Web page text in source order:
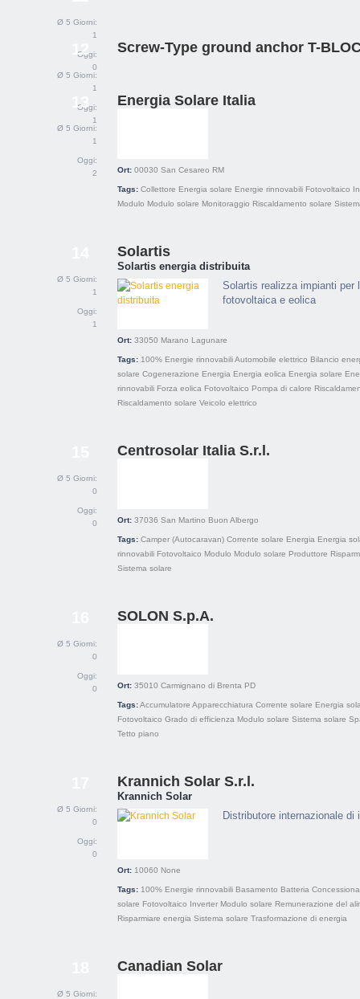
Ø 5 Giorni:
1
Oggi:
0
12
Ø 5 Giorni:
1
Oggi:
1
Screw-Type ground anchor T-
13
Ø 5 Giorni:
1
Oggi:
2
Energia Solare Italia
Ort: 00030 San Cesareo RM
Tags: Collettore Energia solare Energie rinnovabili Fotovoltaico
Modulo Modulo solare Monitoraggio Riscaldamento solare
Ø 5 Giorni:
1
Oggi:
1
Solartis
Solartis energia distribuita
Solartis realizza impianti per
fotovoltaica e eolica
Ort: 33050 Marano Lagunare
Tags: 100% Energie rinnovabiliAutomobile elettrico Bilancio
solare Cogenerazione Energia Energia eolica Energia solare
rinnovabili Forza eolica Fotovoltaico Pompa di calore
Riscaldamento solare Veicolo elettrico
Ø 5 Giorni:
0
Oggi:
0
Centrosolar Italia S.r.l.
Ort: 37036 San Martino Buon Albergo
Tags: Camper (Autocaravan) Corrente solare Energia Energia
rinnovabili Fotovoltaico Modulo Modulo solare Produttore
Sistema solare
Ø 5 Giorni:
0
Oggi:
0
SOLON S.p.A.
Ort: 35010 Carmignano di Brenta PD
Tags:Accumulatore Apparecchiatura Corrente solare Energia
Fotovoltaico Grado di efficienza Modulo solare Sistema solare
Tetto piano
Ø 5 Giorni:
0
Oggi:
0
Krannich Solar S.r.l.
Krannich Solar
Distributore internazionale
Ort: 10060 None
Tags: 100% Energie rinnovabili Basamento Batteria
solare Fotovoltaico Inverter Modulo solare Remunerazione del
Risparmiare energia Sistema solare Trasformazione di energia
Ø 5 Giorni:
Canadian Solar